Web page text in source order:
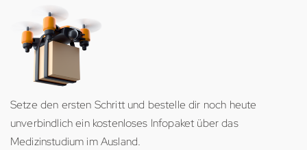
Setze den ersten Schritt und bestelle dir noch heute
unverbindlich ein kostenloses Infopaket über das
Medizinstudium im Ausland.